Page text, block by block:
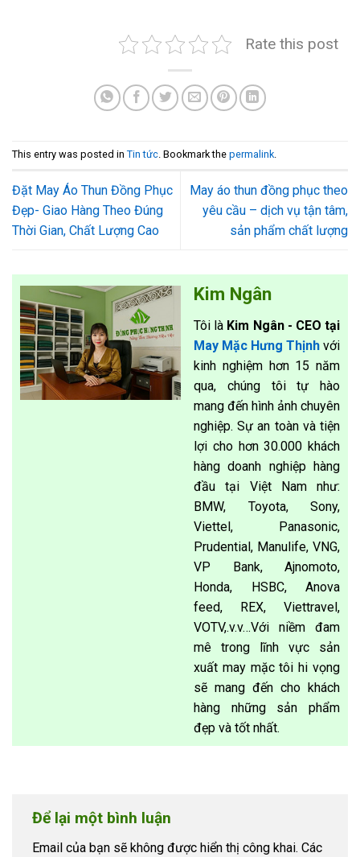
Rate this post
This entry was posted in Tin tức. Bookmark the permalink.
Đặt May Áo Thun Đồng Phục
Đẹp- Giao Hàng Theo Đúng
Thời Gian, Chất Lượng Cao
May áo thun đồng phục theo
yêu cầu – dịch vụ tận tâm,
sản phẩm chất lượng
Kim Ngân
Tôi là Kim Ngân - CEO tại
May Mặc Hưng Thịnh với
kinh nghiệm hơn 15 năm
qua, chúng tôi tự hào
mang đến hình ảnh chuyên
nghiệp. Sự an toàn và tiện
lợi cho hơn 30.000 khách
hàng doanh nghiệp hàng
đầu tại Việt Nam như:
BMW, Toyota, Sony,
Viettel, Panasonic,
Prudential, Manulife, VNG,
VP Bank, Ajnomoto,
Honda, HSBC, Anova
feed, REX, Viettravel,
VOTV,.v.v…Với niềm đam
mê trong lĩnh vực sản
xuất may mặc tôi hi vọng
sẽ mang đến cho khách
hàng những sản phẩm
đẹp và tốt nhất.
Để lại một bình luận
Email của bạn sẽ không được hiển thị công khai. Các